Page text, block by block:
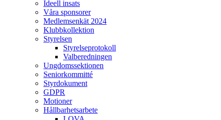
Ideell insats
Våra sponsorer
Medlemsenkät 2024
Klubbkollektion
Styrelsen
Styrelseprotokoll
Valberedningen
Ungdomssektionen
Seniorkommitté
Styrdokument
GDPR
Motioner
Hållbarhetsarbete